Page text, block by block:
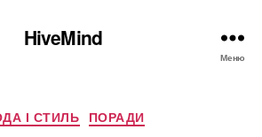
HiveMind
Меню
Категорії
І СТИЛЬ ПОРАДИ